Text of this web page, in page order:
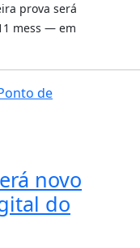
prova será
mess — em
novo
do